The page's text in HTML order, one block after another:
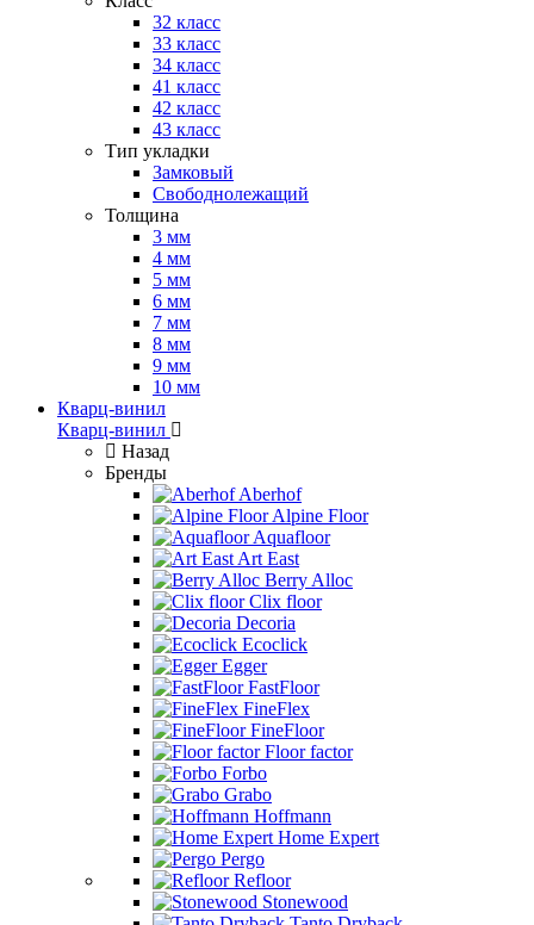
32 класс
33 класс
34 класс
41 класс
42 класс
43 класс
Тип укладки
Замковый
Свободнолежащий
Толщина
3 мм
4 мм
5 мм
6 мм
7 мм
8 мм
9 мм
10 мм
Кварц-винил
Кварц-винил
Назад
Бренды
Aberhof
Alpine Floor
Aquafloor
Art East
Berry Alloc
Clix floor
Decoria
Ecoclick
Egger
FastFloor
FineFlex
FineFloor
Floor factor
Forbo
Grabo
Hoffmann
Home Expert
Pergo
Refloor
Stonewood